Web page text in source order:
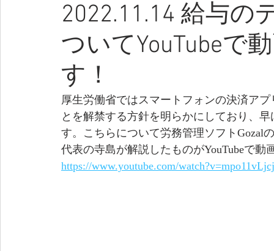
2022.11.14 給与の
ついてYouTubeで
す！
厚生労働省ではスマートフォンの決済ア
とを解禁する方針を明らかにしており、
す。こちらについて労務管理ソフトGozal
代表の寺島が解説したものがYouTubeで
https://www.youtube.com/